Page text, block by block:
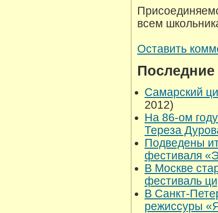
всем
Оставить
Самарский
2012)
На 86-ом
Тереза
Подведены
фестиваля
В Москве
фестиваль
В Санкт-
режиссуры